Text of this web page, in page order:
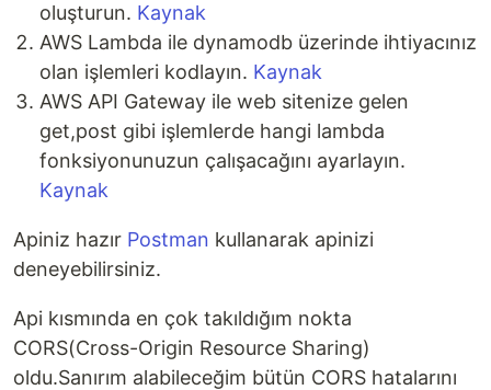
oluşturun. Kaynak
AWS Lambda ile dynamodb üzerinde ihtiyacınız
olan işlemleri kodlayın. Kaynak
AWS API Gateway ile web sitenize gelen
get,post gibi işlemlerde hangi lambda
fonksiyonunuzun çalışacağını ayarlayın.
Kaynak
Apiniz hazır Postman kullanarak apinizi
deneyebilirsiniz.
Api kısmında en çok takıldığım nokta
CORS(Cross-Origin Resource Sharing)
oldu.Sanırım alabileceğim bütün CORS hatalarını